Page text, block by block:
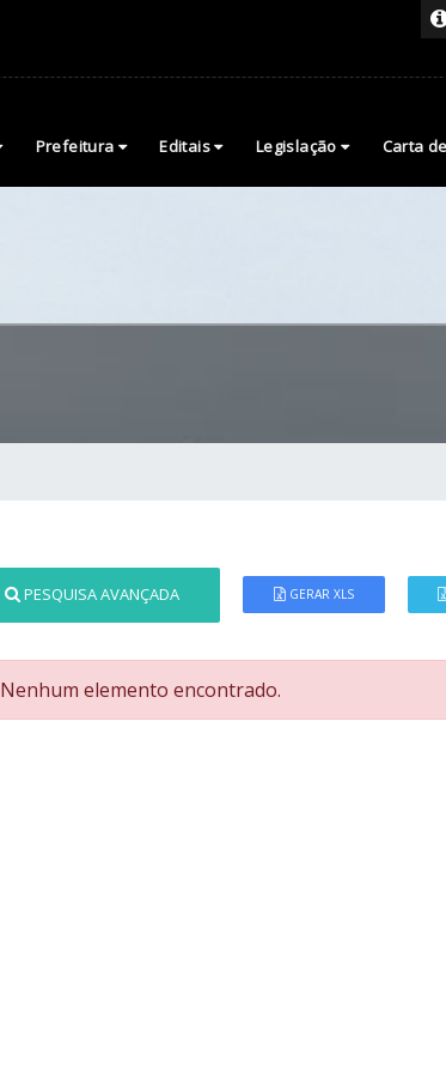
Prefeitura Editais Legislação Carta
PESQUISA AVANÇADA GERAR XLS
Nenhum elemento encontrado.